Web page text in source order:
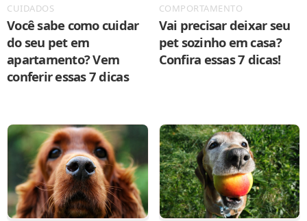
CUIDADOS
Você sabe como cuidar
do seu pet em
apartamento? Vem
conferir essas 7 dicas
COMPORTAMENTO
Vai precisar deixar seu
pet sozinho em casa?
Confira essas 7 dicas!